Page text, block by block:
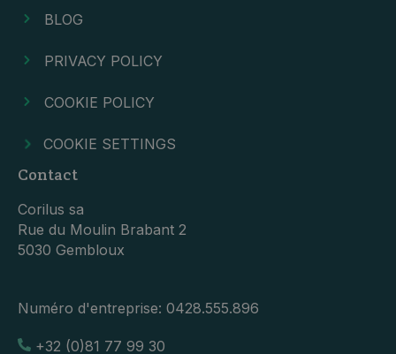
BLOG
PRIVACY POLICY
COOKIE POLICY
COOKIE SETTINGS
Contact
Corilus sa
Rue du Moulin Brabant 2
5030 Gembloux
Numéro d'entreprise: 0428.555.896
+32 (0)81 77 99 30